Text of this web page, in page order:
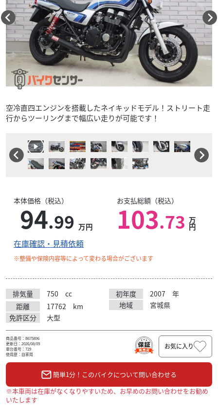
空冷直四エンジンを搭載したネイキッドモデル！ストリート走
行からツーリングまで幅広い走りが可能です！
本体価格（税込）
94.99 万円
お支払総額（税込）
103.73 万
円
在庫確認・見積依頼
※整備や保険内容等によって変わる場合がございます
排気量 750 cc 初年度 2007
年
距離
17762 km 地域
宮城県
免許区分
大型
商品番号：B675896
更新日：2026/08/09
車台番号：729
使用歴：自家用
お気に入り
簡単1分！このバイクについて問い合わせる
※本車両は在庫がなくなりやすいため、お早めのお問い合わせをお勧め
いたします